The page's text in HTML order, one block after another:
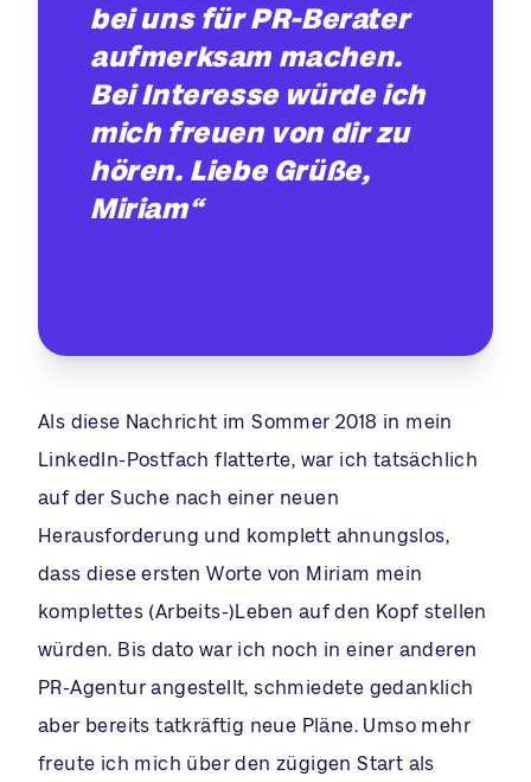
bei uns für PR-Berater
aufmerksam machen.
Bei Interesse würde ich
mich freuen von dir zu
hören. Liebe Grüße,
Miriam“
Als diese Nachricht im Sommer 2018 in mein
LinkedIn-Postfach flatterte, war ich tatsächlich
auf der Suche nach einer neuen
Herausforderung und komplett ahnungslos,
dass diese ersten Worte von Miriam mein
komplettes (Arbeits-)Leben auf den Kopf stellen
würden. Bis dato war ich noch in einer anderen
PR-Agentur angestellt, schmiedete gedanklich
aber bereits tatkräftig neue Pläne. Umso mehr
freute ich mich über den zügigen Start als